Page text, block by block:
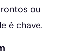
ou
é chave.